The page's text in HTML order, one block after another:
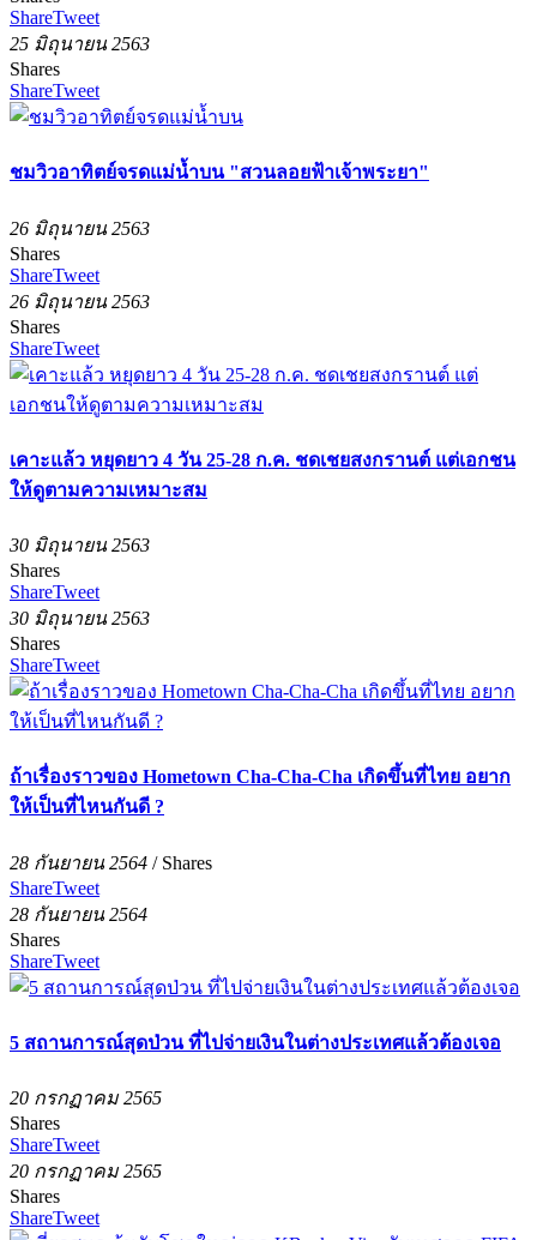
ShareTweet
25 มิถุนายน 2563
Shares
ShareTweet
ชมวิวอาทิตย์จรดแม่น้ำบน "สวนลอยฟ้าเจ้าพระยา"
26 มิถุนายน 2563
Shares
ShareTweet
26 มิถุนายน 2563
Shares
ShareTweet
เคาะแล้ว หยุดยาว 4 วัน 25-28 ก.ค. ชดเชยสงกรานต์ แต่เอกชน
ให้ดูตามความเหมาะสม
30 มิถุนายน 2563
Shares
ShareTweet
30 มิถุนายน 2563
Shares
ShareTweet
ถ้าเรื่องราวของ Hometown Cha-Cha-Cha เกิดขึ้นที่ไทย อยาก
ให้เป็นที่ไหนกันดี ?
28 กันยายน 2564 / Shares
ShareTweet
28 กันยายน 2564
Shares
ShareTweet
5 สถานการณ์สุดป่วน ที่ไปจ่ายเงินในต่างประเทศแล้วต้องเจอ
20 กรกฏาคม 2565
Shares
ShareTweet
20 กรกฏาคม 2565
Shares
ShareTweet